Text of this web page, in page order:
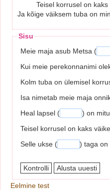
Teisel korrusel on
Ja kõige väiksem tuba on
Sisu
Meie maja asub Metsa (
Kui meie perekonnanimi
Kolm tuba on ülemisel
Isa nimetab meie maja
Heal lapsel (
) on
Teisel korrusel on kaks
Selle ukse (
) taga on
Eelmine test